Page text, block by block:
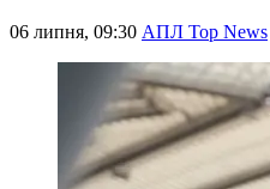
06 липня, 09:30 АПЛ Top News